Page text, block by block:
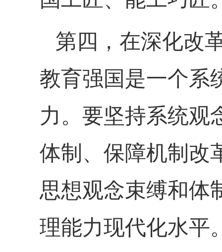
第四，在深化改
教育强国是一个系
力。要坚持系统观
体制、保障机制改
思想观念束缚和体
理能力现代化水平